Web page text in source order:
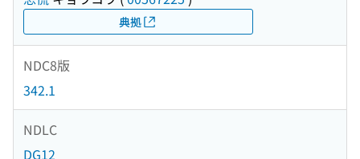
典拠
NDC8版
342.1
NDLC
DG12